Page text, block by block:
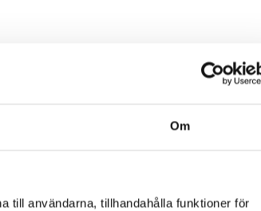
Om
till användarna, tillhandahålla funktioner för
145kr
Lägg i varukorg